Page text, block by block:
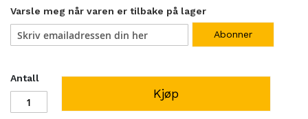
Varsle meg når varen er tilbake på lager
Abonner
Antall
Kjøp